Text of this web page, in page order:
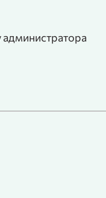
администратора